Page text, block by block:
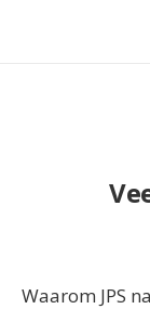
Waarom JPS